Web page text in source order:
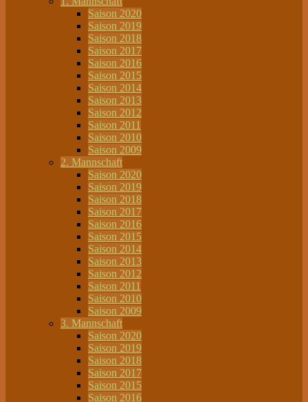
Saison 2020
Saison 2019
Saison 2018
Saison 2017
Saison 2016
Saison 2015
Saison 2014
Saison 2013
Saison 2012
Saison 2011
Saison 2010
Saison 2009
2. Mannschaft
Saison 2020
Saison 2019
Saison 2018
Saison 2017
Saison 2016
Saison 2015
Saison 2014
Saison 2013
Saison 2012
Saison 2011
Saison 2010
Saison 2009
3. Mannschaft
Saison 2020
Saison 2019
Saison 2018
Saison 2017
Saison 2015
Saison 2016